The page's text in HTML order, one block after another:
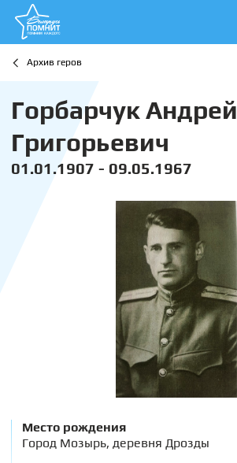
Архив геров
Горбарчук Андрей
Григорьевич
01.01.1907 - 09.05.1967
Место рождения
Город Мозырь, деревня Дрозды